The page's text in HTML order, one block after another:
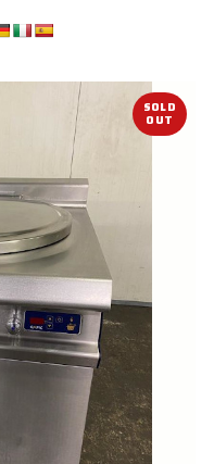
SOLD
OUT